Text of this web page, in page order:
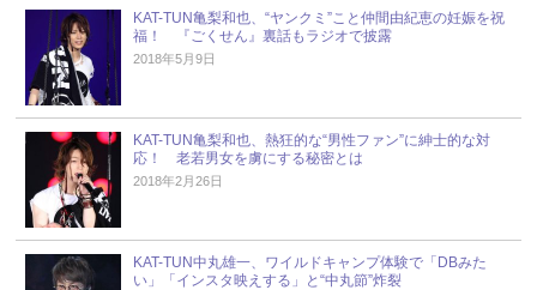
KAT-TUN亀梨和也、“ヤンクミ”こと仲間由紀恵の妊娠を祝
福！ 『ごくせん』裏話もラジオで披露
2018年5月9日
KAT-TUN亀梨和也、熱狂的な“男性ファン”に紳士的な対
応！ 老若男女を虜にする秘密とは
2018年2月26日
KAT-TUN中丸雄一、ワイルドキャンプ体験で「DBみた
い」「インスタ映えする」と“中丸節”炸裂